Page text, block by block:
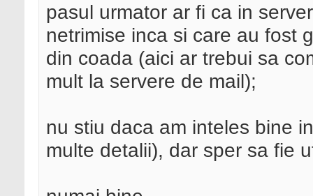
pasul urmator ar fi ca in
netrimise inca si care au fost
din coada (aici ar trebui sa
mult la servere de mail);
nu stiu daca am inteles bine
multe detalii), dar sper sa fie